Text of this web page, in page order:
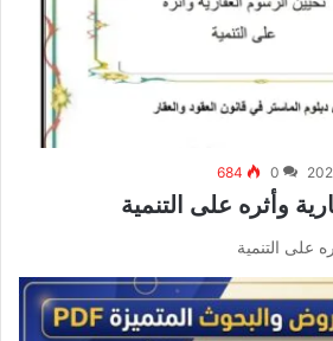
0
684
وأثره على التنمية
على التنمية